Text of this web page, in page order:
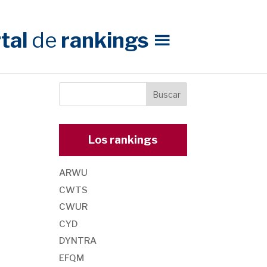
de rankings
Los rankings
ARWU
CWTS
CWUR
CYD
DYNTRA
EFQM